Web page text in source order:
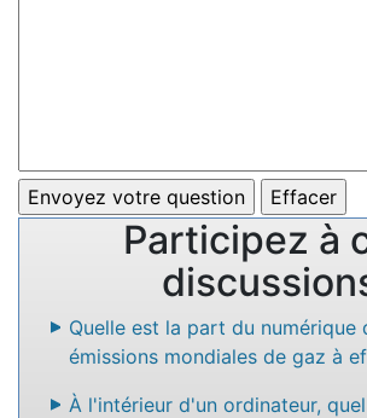
Participez à
Quelle est la part du numérique
émissions mondiales de gaz à
À l'intérieur d'un ordinateur,